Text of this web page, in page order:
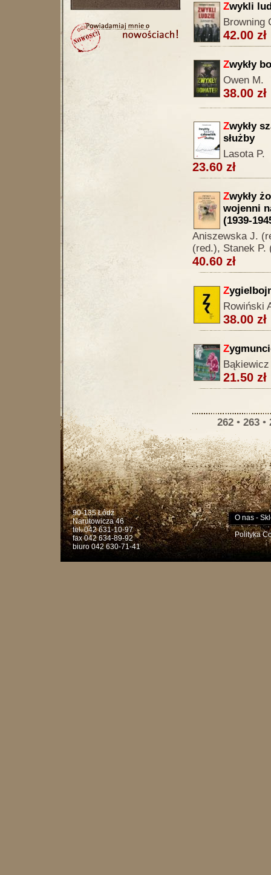
Zwykli
Browning
42.00 zł
Zwykły
Owen M.
38.00 zł
Zwykły
służby
Lasota P.
23.60 zł
Zwykły
wojenni
(1939-
Aniszewska J.
(red.), Stanek P.
40.60 zł
Z
Rowiński
38.00 zł
Z
21.50 zł
262• 263•
90-135 Łódź
Narutowicza 46
tel. 042 631-10-97
fax 042 634-89-92
biuro 042 630-71-41
O nas-
Polityka